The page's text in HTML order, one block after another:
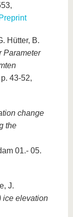
Preprint
Hütter, B.
Parameter
43-52,
change
the
01.- 05.
J.
ice elevation